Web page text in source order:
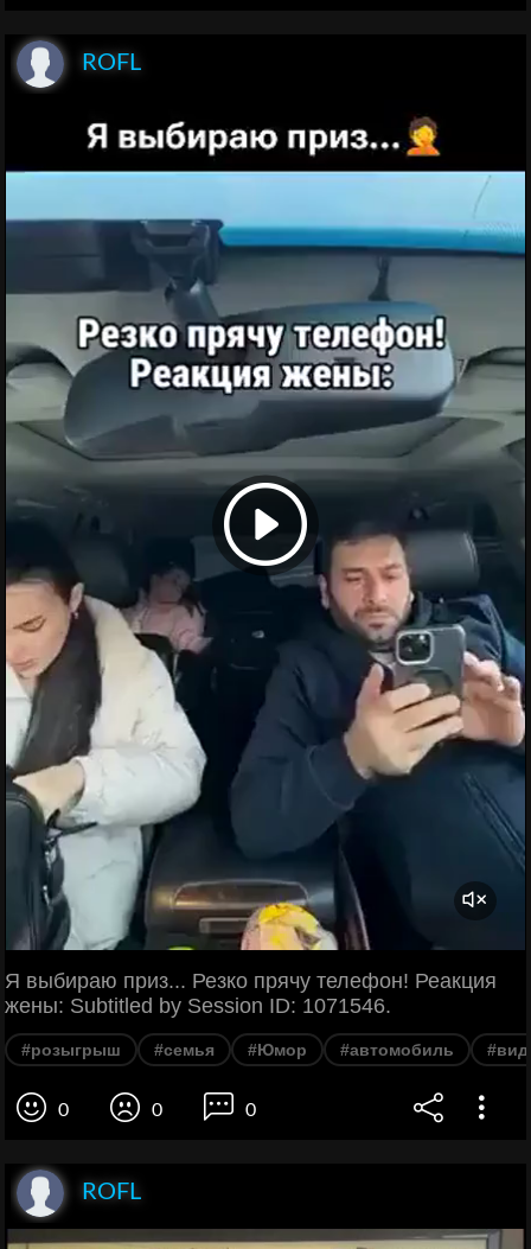
ROFL
Я выбираю приз... Резко прячу телефон! Реакция
жены: Subtitled by Session ID: 1071546.
#розыгрыш #семья #Юмор #автомобиль
0 0 0
ROFL